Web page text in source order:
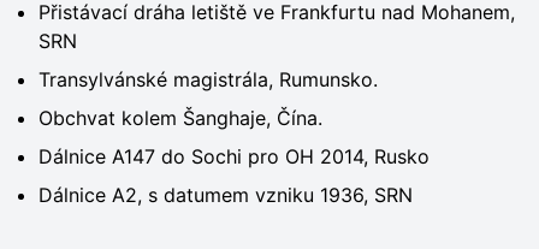
Přistávací dráha letiště ve Frankfurtu nad Mohanem,
SRN
Transylvánské magistrála, Rumunsko.
Obchvat kolem Šanghaje, Čína.
Dálnice A147 do Sochi pro OH 2014, Rusko
Dálnice A2, s datumem vzniku 1936, SRN